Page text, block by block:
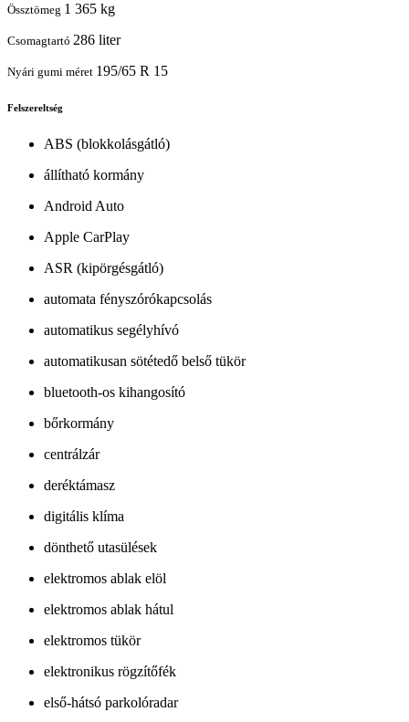
Össztömeg 1 365 kg
Csomagtartó 286 liter
Nyári gumi méret 195/65 R 15
Felszereltség
ABS (blokkolásgátló)
állítható kormány
Android Auto
Apple CarPlay
ASR (kipörgésgátló)
automata fényszórókapcsolás
automatikus segélyhívó
automatikusan sötétedő belső tükör
bluetooth-os kihangosító
bőrkormány
centrálzár
deréktámasz
digitális klíma
dönthető utasülések
elektromos ablak elöl
elektromos ablak hátul
elektromos tükör
elektronikus rögzítőfék
első-hátsó parkolóradar